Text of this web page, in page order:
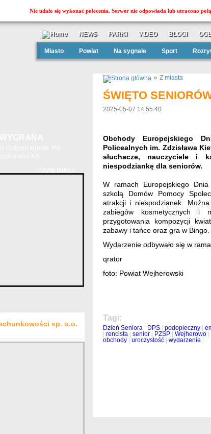
NEWS PARKI VIDEO BLOGI
Miasto Powiat Na sygnale Sport
sp. o.o.
» Z miasta
ŚWIĘTO
2025-05-07 14:55:40
Obchody Europejskiego
Policealnych im. Zdzisława
słuchacze, nauczyciele i
niespodziankę dla seniorów.
W ramach Europejskiego
szkołą Domów Pomocy
atrakcji i niespodzianek.
zabiegów kosmetycznych i
przygotowania kompozycji
zabawy i tańce oraz gra w Bingo.
Wydarzenie odbywało się w
qrator
foto: Powiat Wejherowski
Tagi:
Dzień Seniora| DPS| podopieczny|
rencista| senior| PZSP| Wejherowo|
obchody| uroczystość| wydarzenie
Nie udało się wykonać polecenia. Serwer nie odpowiada lub utracono